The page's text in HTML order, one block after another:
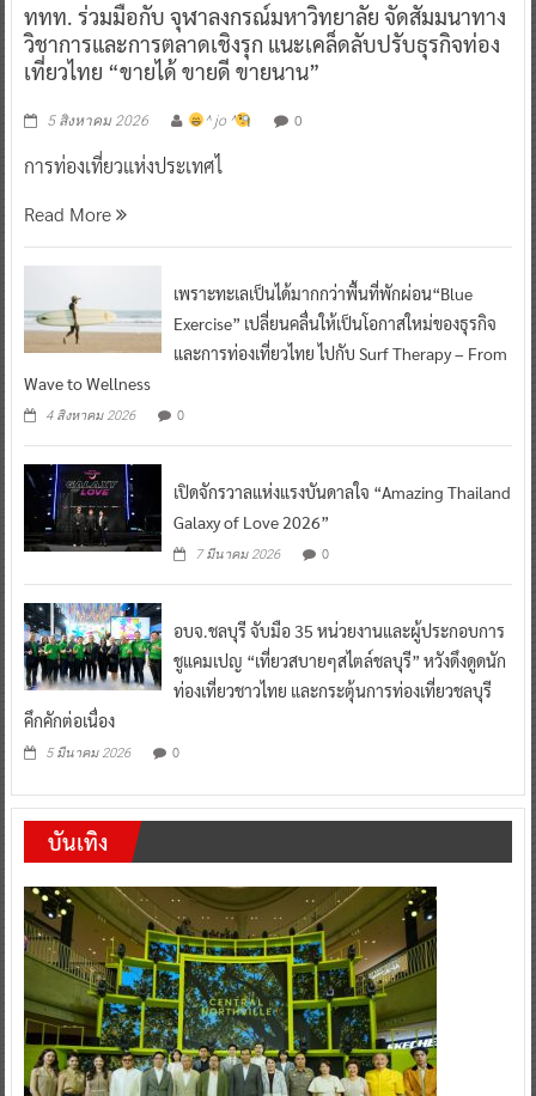
ททท. ร่วมมือกับ จุฬาลงกรณ์มหาวิทยาลัย จัดสัมมนาทาง
วิชาการและการตลาดเชิงรุก แนะเคล็ดลับปรับธุรกิจท่อง
เที่ยวไทย “ขายได้ ขายดี ขายนาน”
5 สิงหาคม 2026 ^ jo ^ 0
การท่องเที่ยวแห่งประเทศไ
Read More
เพราะทะเลเป็นได้มากกว่าพื้นที่พักผ่อน“Blue
Exercise” เปลี่ยนคลื่นให้เป็นโอกาสใหม่ของธุรกิจ
และการท่องเที่ยวไทย ไปกับ Surf Therapy – From
Wave to Wellness
4 สิงหาคม 2026 0
เปิดจักรวาลแห่งแรงบันดาลใจ “Amazing Thailand
Galaxy of Love 2026”
7 มีนาคม 2026 0
อบจ.ชลบุรี จับมือ 35 หน่วยงานและผู้ประกอบการ
ชูแคมเปญ “เที่ยวสบายๆสไตล์ชลบุรี” หวังดึงดูดนัก
ท่องเที่ยวชาวไทย และกระตุ้นการท่องเที่ยวชลบุรี
คึกคักต่อเนื่อง
5 มีนาคม 2026 0
บันเทิง